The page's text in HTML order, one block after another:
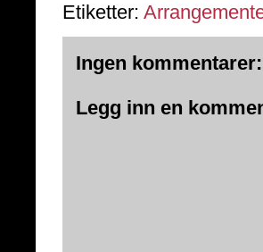
Etiketter:
Ingen kommentarer:
Legg inn en